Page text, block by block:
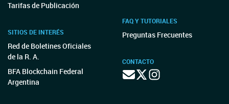
Tarifas de Publicación
SITIOS DE INTERÉS
Red de Boletines Oficiales
de la R. A.
BFA Blockchain Federal
Argentina
FAQ Y TUTORIALES
Preguntas Frecuentes
CONTACTO